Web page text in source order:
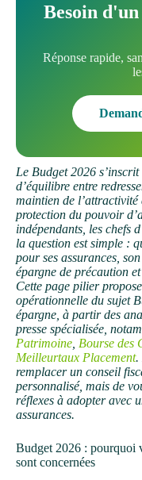
Besoin d'un
Réponse rapide,
Le Budget 2026
d’équilibre entre
maintien de l’attractivité
protection du pouvoir
indépendants, les chefs
la question est simple :
pour ses assurances,
épargne de précaution
Cette page pilier
opérationnelle du sujet
épargne, à partir des
presse spécialisée,
Patrimoine Bourse des
Meilleurtaux Placement.
remplacer un conseil
personnalisé, mais de
réflexes à adopter avec
assurances.
Budget 2026 : pourquoi
sont concernées